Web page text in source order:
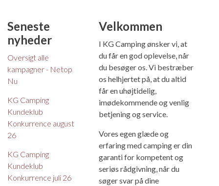
Seneste
nyheder
Oversigt alle
kampagner - Netop
Nu
KG Camping
Kundeklub
Konkurrence august
26
KG Camping
Kundeklub
Konkurrence juli 26
Velkommen
I KG Camping ønsker vi, at
du får en god oplevelse, når
du besøger os. Vi bestræber
os helhjertet på, at du altid
får en uhøjtidelig,
imødekommende og venlig
betjening og service.
Vores egen glæde og
erfaring med camping er din
garanti for kompetent og
seriøs rådgivning, når du
søger svar på dine